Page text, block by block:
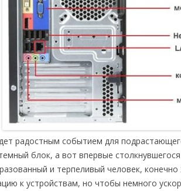
радостным событием для
блок, а вот впервые
и терпеливый человек,
к устройствам, но чтобы немного